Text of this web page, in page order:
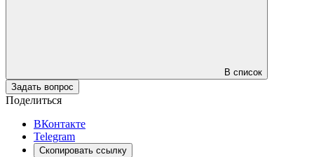
В список
Задать вопрос
Поделиться
ВКонтакте
Telegram
Скопировать ссылку